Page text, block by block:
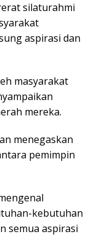
silaturahmi
aspirasi dan
masyarakat
mereka.
menegaskan
pemimpin
kebutuhan
semua aspirasi